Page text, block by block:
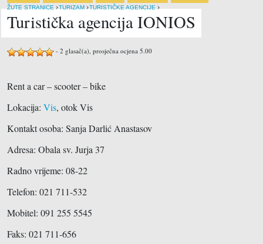
ŽUTE STRANICE ›TURIZAM ›TURISTIČKE AGENCIJE ›
Turistička agencija IONIOS
- 2 glasač(a), prosječna ocjena 5.00
Rent a car – scooter – bike
Lokacija: Vis, otok Vis
Kontakt osoba: Sanja Darlić Anastasov
Adresa: Obala sv. Jurja 37
Radno vrijeme: 08-22
Telefon: 021 711-532
Mobitel: 091 255 5545
Faks: 021 711-656